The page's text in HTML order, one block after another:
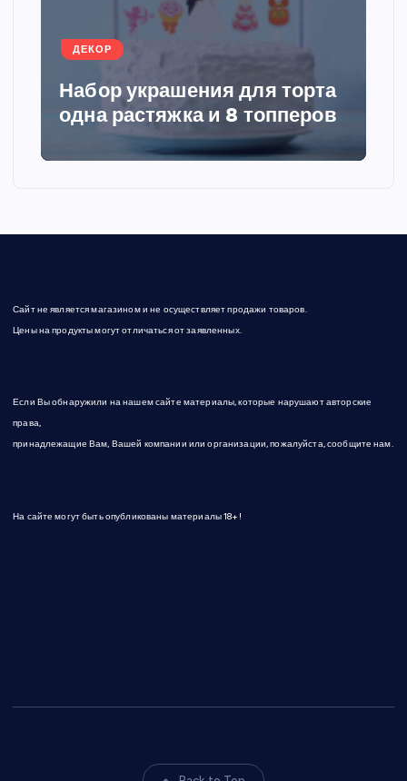
и
я
з
п
с
й
ДЕКОР
Набор украшения для торта
одна растяжка и 8 топперов
Сайт не является магазином и не осуществляет продажи товаров.
Цены на продукты могут отличаться от заявленных.
Если Вы обнаружили на нашем сайте материалы, которые нарушают авторские
права,
принадлежащие Вам, Вашей компании или организации, пожалуйста, сообщите нам.
На сайте могут быть опубликованы материалы 18+!